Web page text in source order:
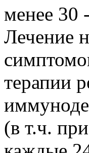
менее 30
Лечение
терапии
(в т.ч.